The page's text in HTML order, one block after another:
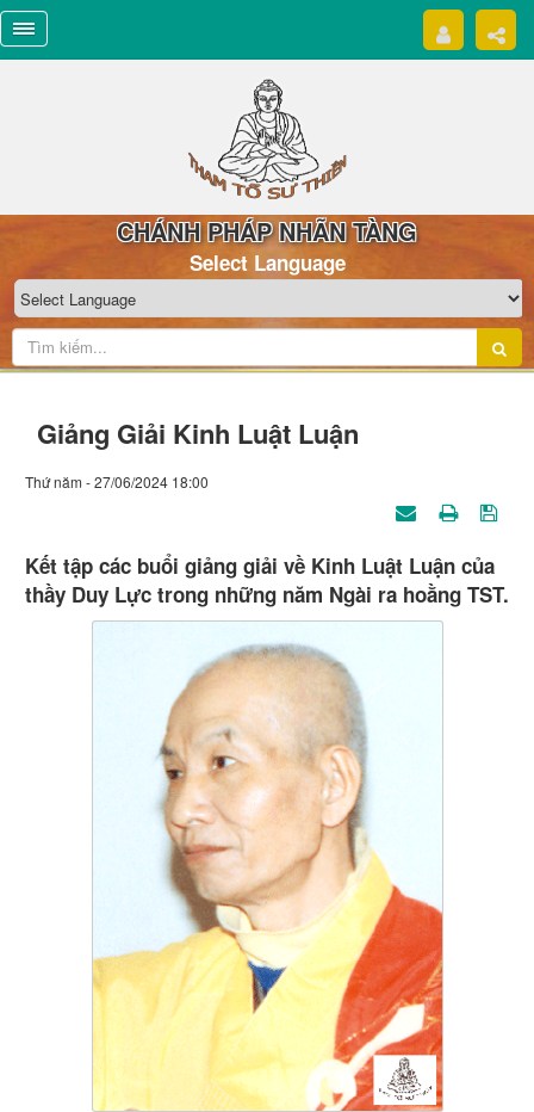
CHÁNH PHÁP NHÃN TÀNG
Select Language
Giảng Giải Kinh Luật Luận
Thứ năm - 27/06/2024 18:00
Kết tập các buổi giảng giải về Kinh Luật Luận của
thầy Duy Lực trong những năm Ngài ra hoằng TST.